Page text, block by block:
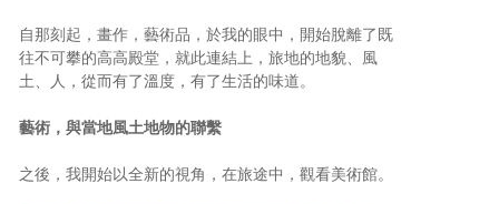
自那刻起，畫作，藝術品，於我的眼中，開始脫離了既
往不可攀的高高殿堂，就此連結上，旅地的地貌、風
土、人，從而有了溫度，有了生活的味道。
藝術，與當地風土地物的聯繫
之後，我開始以全新的視角，在旅途中，觀看美術館。